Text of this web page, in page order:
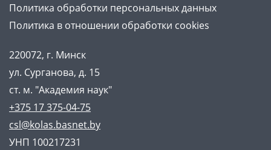
Политика обработки персональных данных
Политика в отношении обработки cookies
220072, г. Минск
ул. Сурганова, д. 15
ст. м. "Академия наук"
+375 17 375-04-75
csl@kolas.basnet.by
УНП 100217231